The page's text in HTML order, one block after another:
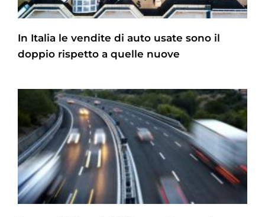
In Italia le vendite di auto usate sono il
doppio rispetto a quelle nuove